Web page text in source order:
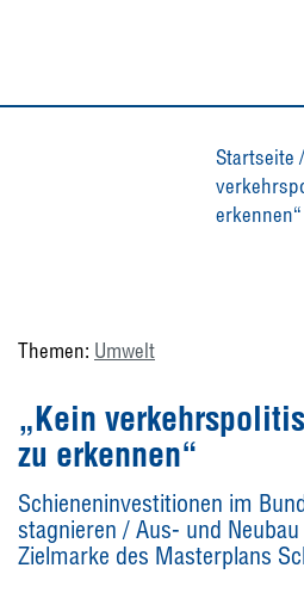
Startseite /
erkennen“
Themen: Umwelt
„Kein
zu erkennen“
Schieneninvestitionen im
stagnieren / Aus- und
Zielmarke des Masterplans